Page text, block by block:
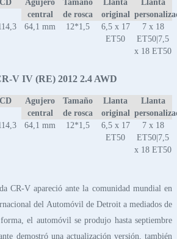
Agujero
central
Tamaño
de rosca
Llanta
original
Llanta
64,1 mm 12*1,5
6,5 x 17
ET50
7 x 18
ET50|7,5
x 18 ET50
V IV (RE) 2012 2.4 AWD
Agujero
central
Tamaño
de rosca
Llanta
original
Llanta
64,1 mm 12*1,5
6,5 x 17
ET50
7 x 18
ET50|7,5
x 18 ET50
CR-V apareció ante la comunidad mundial en
del Automóvil de Detroit a mediados de
el automóvil se produjo hasta septiembre
demostró una actualización versión, también